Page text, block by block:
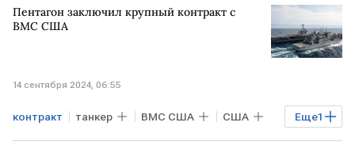
Пентагон заключил крупный контракт с
ВМС США
14 сентября 2024, 06:55
Еще1
контракт танкер ВМС США США
Пентагон